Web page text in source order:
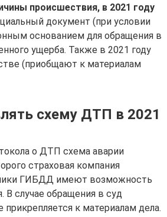
происшествия, в 2021 году
документ (при условии
основанием для обращения в
ущерба. Также в 2021 году
(приобщают к материалам
схему ДТП в 2021
о ДТП схема аварии
страховая компания
ГИБДД имеют возможность
В случае обращения в суд
к материалам дела.